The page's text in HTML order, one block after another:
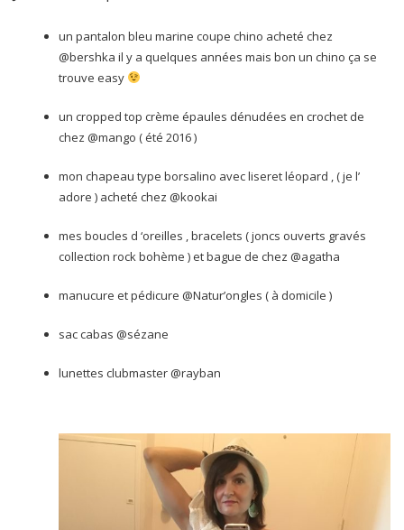
un pantalon bleu marine coupe chino acheté chez
@bershka il y a quelques années mais bon un chino ça se
trouve easy
un cropped top crème épaules dénudées en crochet de
chez @mango ( été 2016 )
mon chapeau type borsalino avec liseret léopard , ( je l’
adore ) acheté chez @kookai
mes boucles d ‘oreilles , bracelets ( joncs ouverts gravés
collection rock bohème ) et bague de chez @agatha
manucure et pédicure @Natur’ongles ( à domicile )
sac cabas @sézane
lunettes clubmaster @rayban